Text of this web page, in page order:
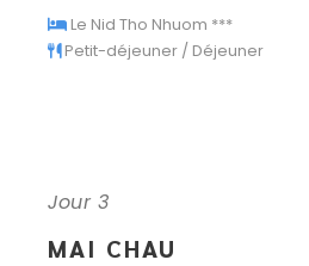
Le Nid Tho Nhuom ***
Petit-déjeuner / Déjeuner
Jour 3
MAI CHAU